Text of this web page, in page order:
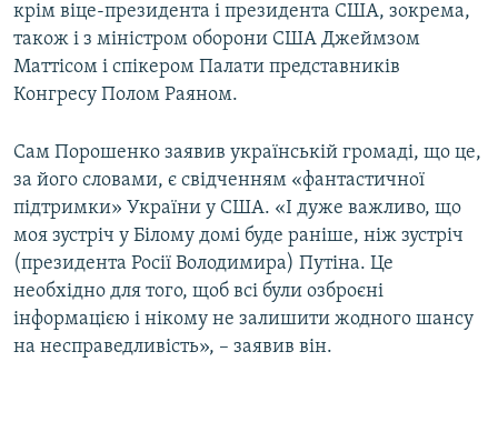
крім віце-президента і президента США, зокрема,
також і з міністром оборони США Джеймзом
Маттісом і спікером Палати представників
Конгресу Полом Раяном.
Сам Порошенко заявив українській громаді, що це,
за його словами, є свідченням «фантастичної
підтримки» України у США. «І дуже важливо, що
моя зустріч у Білому домі буде раніше, ніж зустріч
(президента Росії Володимира) Путіна. Це
необхідно для того, щоб всі були озброєні
інформацією і нікому не залишити жодного шансу
на несправедливість», – заявив він.